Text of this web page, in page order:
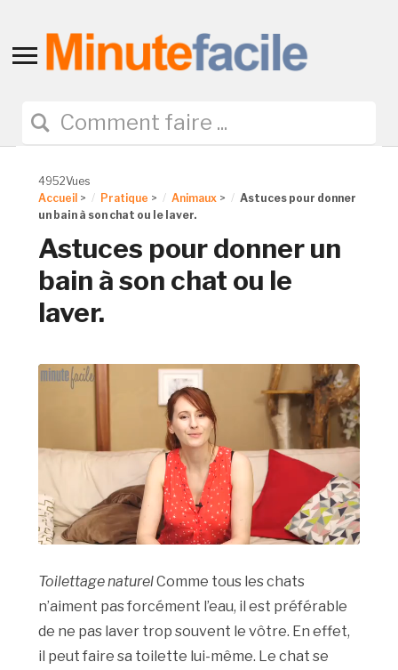
Toggle
navigation
4952Vues
Accueil > Pratique > Animaux >
Astuces pour donner
un bain à son chat ou le laver.
Astuces pour donner un
bain à son chat ou le
laver.
Toilettage naturelComme tous les chats
n’aiment pas forcément l’eau, il est préférable
de ne pas laver trop souvent le vôtre. En effet,
il peut faire sa toilette lui-même. Le chat se